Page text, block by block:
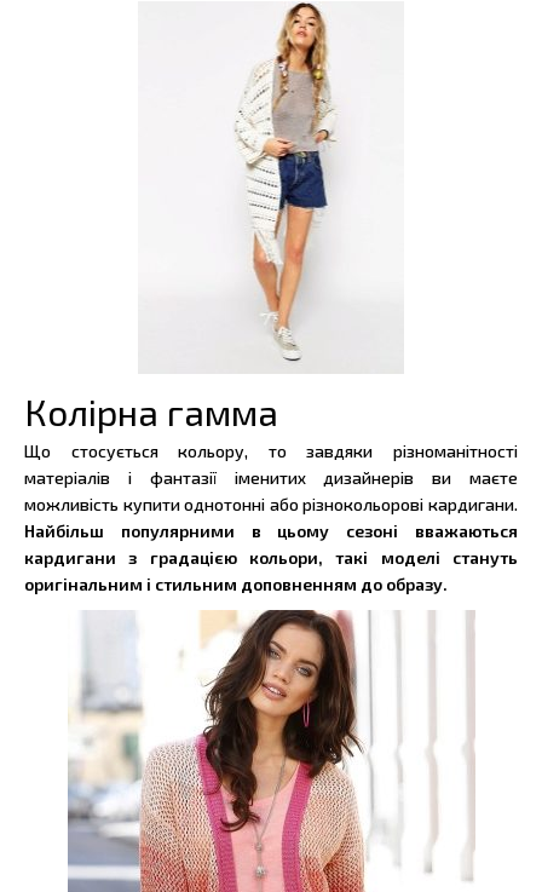
Колірна гамма
Що стосується кольору, то завдяки різноманітності
матеріалів і фантазії іменитих дизайнерів ви маєте
можливість купити однотонні або різнокольорові кардигани.
Найбільш популярними в цьому сезоні вважаються
кардигани з градацією кольори, такі моделі стануть
оригінальним і стильним доповненням до образу.